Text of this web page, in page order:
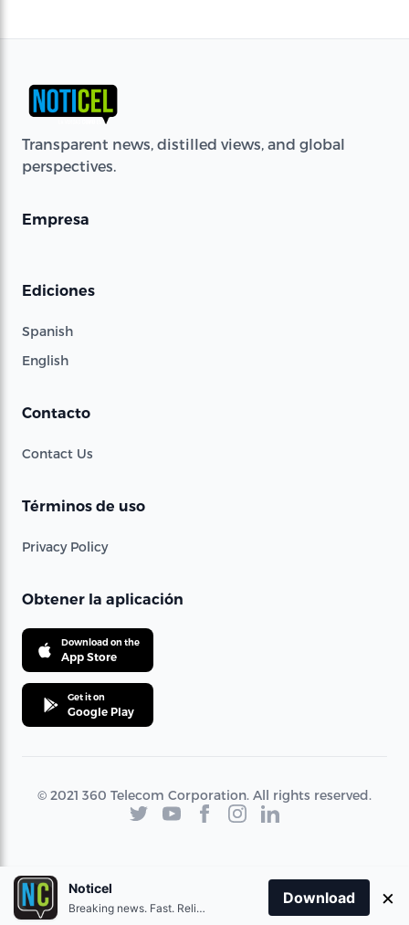
Transparent news, distilled views, and global
perspectives.
Empresa
Ediciones
Spanish
English
Contacto
Contact Us
Términos de uso
Privacy Policy
Obtener la aplicación
Download on the
App Store
Get it on
Google Play
© 2021 360 Telecom Corporation. All rights reserved.
Noticel
Breaking news. Fast. Reliable.
Download ×